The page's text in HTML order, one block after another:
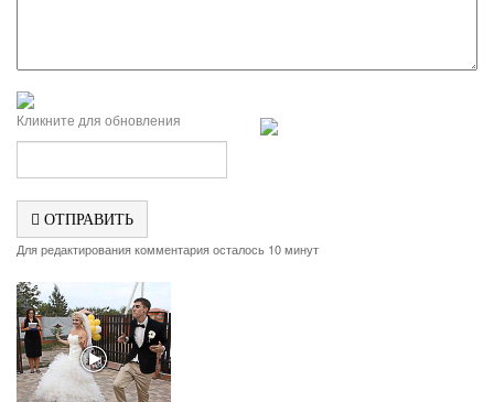
Кликните для обновления
ОТПРАВИТЬ
Для редактирования комментария осталось 10 минут